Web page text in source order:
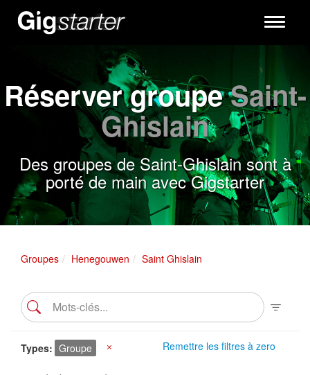
Toggle
Réserver groupeSaint-
Ghislain
Des groupes de Saint-Ghislain sont à
porté de main avec Gigstarter
Groupes Henegouwen Saint Ghislain
Remettre les filtres à zero
Types Groupe